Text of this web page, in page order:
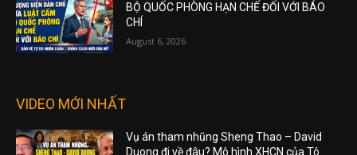
BỘ QUỐC PHÒNG HẠN CHẾ ĐỐI VỚI BÁO
CHÍ
August 6, 2026
VIDEO MỚI NHẤT
Vụ án tham nhũng Sheng Thao – David
Duong đi về đâu? Mô hình XHCN của Tô